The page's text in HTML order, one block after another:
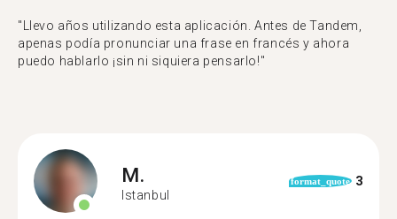
"Llevo años utilizando esta aplicación. Antes de Tandem,
apenas podía pronunciar una frase en francés y ahora
puedo hablarlo ¡sin ni siquiera pensarlo!"
M.
Istanbul
format_quote 3